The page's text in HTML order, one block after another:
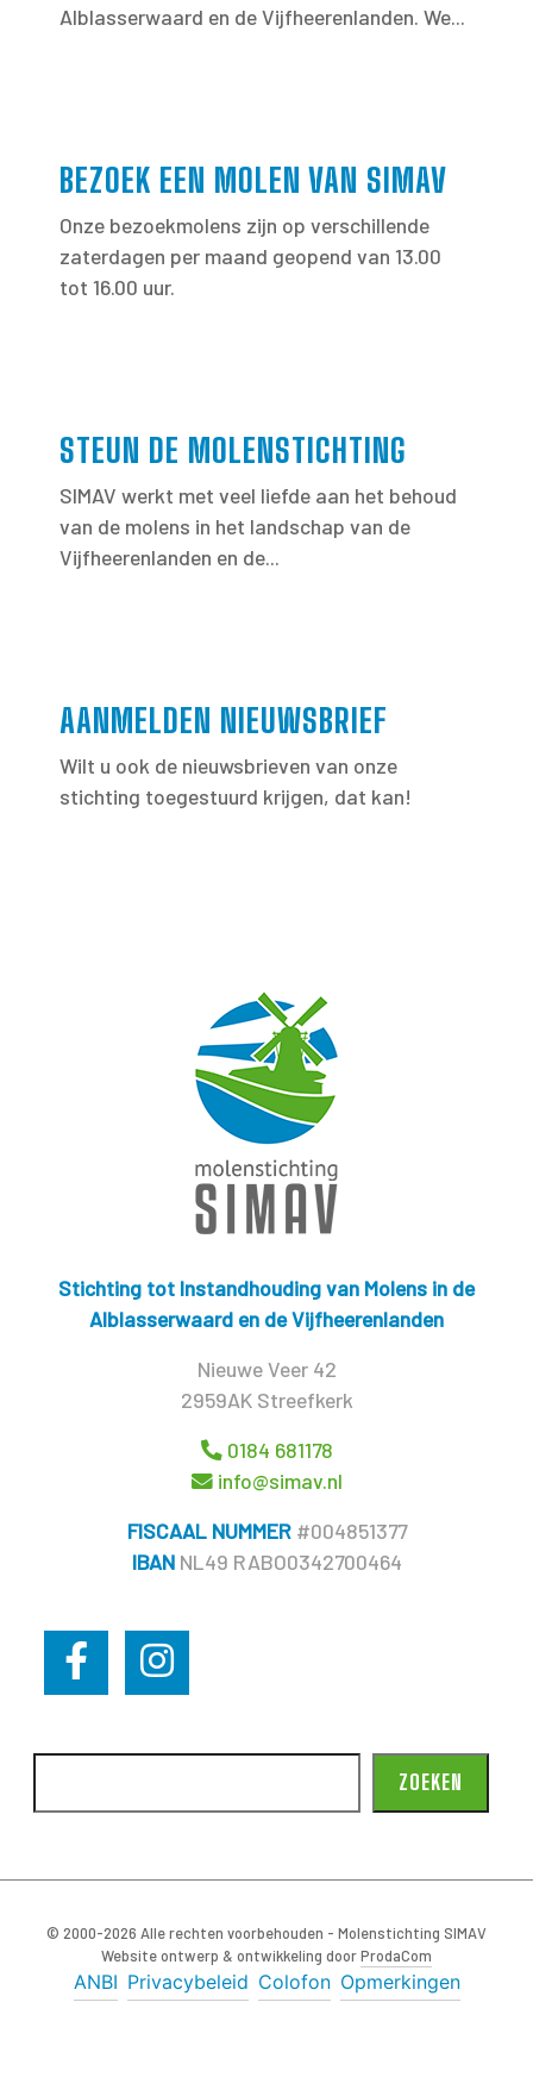
Alblasserwaard en de Vijfheerenlanden. We...
BEZOEK EEN MOLEN VAN SIMAV
Onze bezoekmolens zijn op verschillende
zaterdagen per maand geopend van 13.00
tot 16.00 uur.
STEUN DE MOLENSTICHTING
SIMAV werkt met veel liefde aan het behoud
van de molens in het landschap van de
Vijfheerenlanden en de...
AANMELDEN NIEUWSBRIEF
Wilt u ook de nieuwsbrieven van onze
stichting toegestuurd krijgen, dat kan!
Stichting tot Instandhouding van Molens in de
Alblasserwaard en de Vijfheerenlanden
Nieuwe Veer 42
2959AK Streefkerk
0184 681178
info@simav.nl
FISCAAL NUMMER#004851377
IBAN NL49 RABO0342700464
ZOEKEN
© 2000-2026 Alle rechten voorbehouden - Molenstichting SIMAV
Website ontwerp & ontwikkeling doorProdaCom
ANBI Privacybeleid Colofon Opmerkingen